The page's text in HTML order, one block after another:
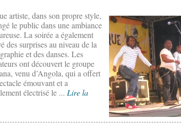
artiste, dans son propre style,
le public dans une ambiance
La soirée a également
des surprises au niveau de la
et des danses. Les
ont découvert le groupe
venu d’Angola, qui a offert
émouvant et a
électrisé le ... Lire la